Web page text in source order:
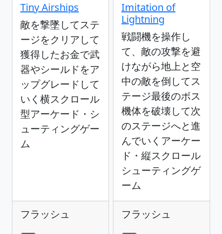
Tiny Airships
敵を撃墜してステ
ージをクリアして
獲得したお金で武
器やシールドをア
ップグレードして
いく横スクロール
型アーケード・シ
ューティングゲー
ム
フラッシュ
Imitation of
Lightning
戦闘機を操作し
て、敵の攻撃を避
けながら地上と空
中の敵を倒してス
テージ最後のボス
機体を破壊して次
のステージへと進
んでいくアーケー
ド・縦スクロール
シューティングゲ
ーム
フラッシュ